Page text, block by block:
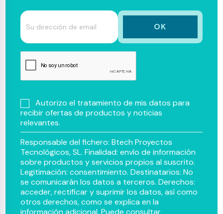
Autorizo el tratamiento de mis datos para
recibir ofertas de productos y noticias
relevantes.
Responsable del fichero: Btech Proyectos
Tecnológicos, SL. Finalidad: envío de información
sobre productos y servicios propios al suscrito.
Legitimación: consentimiento. Destinatarios: No
se comunicarán los datos a terceros. Derechos:
acceder, rectificar y suprimir los datos, así como
otros derechos, como se explica en la